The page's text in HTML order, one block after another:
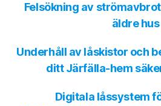
Felsökning av
äldre hus
Underhåll av låskistor och
ditt Järfälla-hem
Digitala låssystem